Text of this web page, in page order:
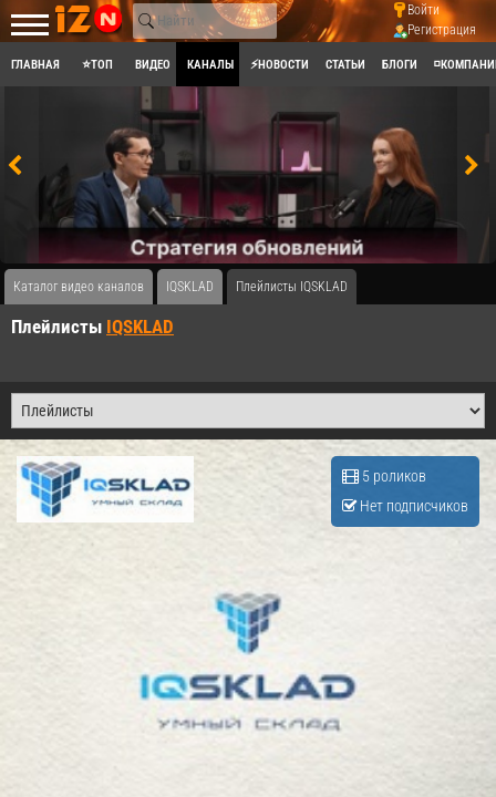
Войти
Регистрация
ГЛАВНАЯ ⭐ТОП ВИДЕО КАНАЛЫ ⚡НОВОСТИ СТАТЬИ БЛОГИ
Каталог видео каналов IQSKLAD Плейлисты IQSKLAD
Плейлисты IQSKLAD
5 роликов
Нет подписчиков